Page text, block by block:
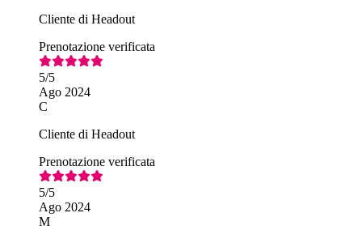
Cliente di Headout
Prenotazione verificata
5/5
Ago 2024
C
Cliente di Headout
Prenotazione verificata
5/5
Ago 2024
M